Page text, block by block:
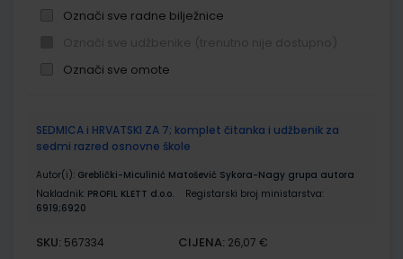
Označi sve radne bilježnice
Označi sve omote
proizvodi
SEDMICA i HRVATSKI ZA 7; komplet čitanka i udžbenik za
sedmi razred osnovne škole
Autor(i): Greblički-Miculinić Matošević Sykora-Nagy grupa autora
Nakladnik: PROFIL KLETT d.o.o.
Registarski broj ministarstva:
6919;6920
SKU: 567334 CIJENA: 26,07 €